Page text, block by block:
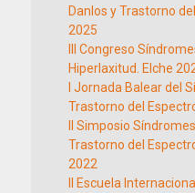
Danlos y Trastorno
2025
III Congreso
Hiperlaxitud. Elche
I Jornada Balear del
Trastorno del
II Simposio
Trastorno del
2022
II Escuela